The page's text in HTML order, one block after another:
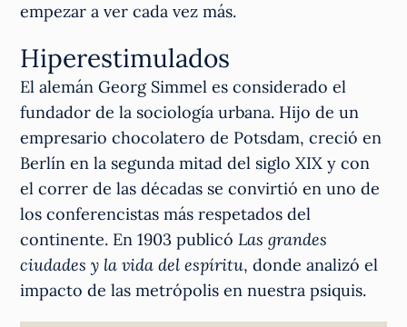
empezar a ver cada vez más.
Hiperestimulados
El alemán Georg Simmel es considerado el
fundador de la sociología urbana. Hijo de un
empresario chocolatero de Potsdam, creció en
Berlín en la segunda mitad del siglo XIX y con
el correr de las décadas se convirtió en uno de
los conferencistas más respetados del
continente. En 1903 publicóLas grandes
ciudades y la vida del espíritu, donde analizó el
impacto de las metrópolis en nuestra psiquis.